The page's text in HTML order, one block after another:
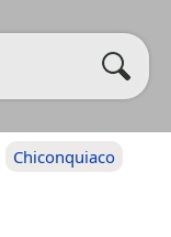
Chiconquiaco